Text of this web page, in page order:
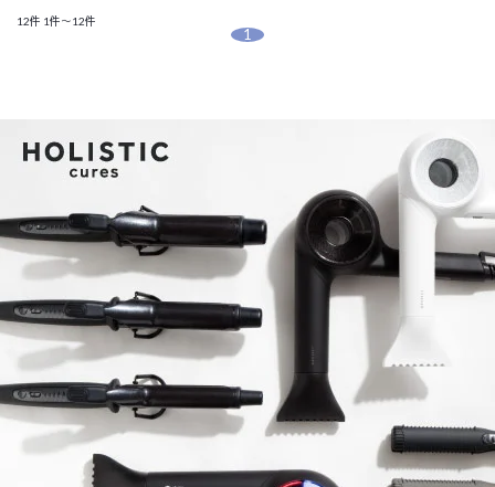
12件 1件～12件
1